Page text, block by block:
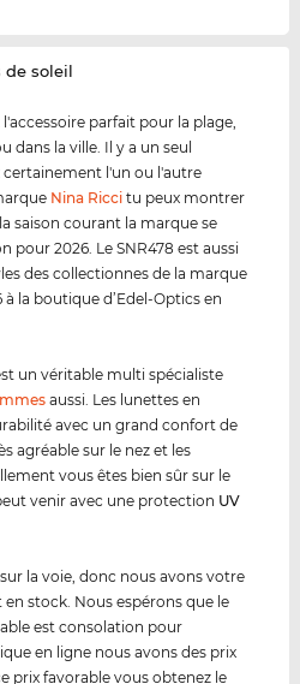
de soleil
parfait pour la plage,
dans la ville. Il y a un seul
l'un ou l'autre
Nina Ricci tu peux montrer
saison courant la marque se
pour 2026. Le SNR478 est aussi
des collectionnes de la marque
la boutique d’Edel-Optics en
un véritable multi spécialiste
aussi. Les lunettes en
avec un grand confort de
agréable sur le nez et les
vous êtes bien sûr sur le
venir avec une protection UV
la voie, donc nous avons votre
stock. Nous espérons que le
est consolation pour
en ligne nous avons des prix
prix favorable vous obtenez le